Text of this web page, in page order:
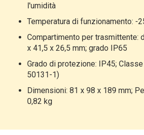
l'umidità
Temperatura di funzionamento: -
Compartimento per trasmittente:
x 41,5 x 26,5 mm; grado IP65
Grado di protezione: IP45;
50131-1)
Dimensioni: 81 x 98 x 189 mm;
0,82 kg